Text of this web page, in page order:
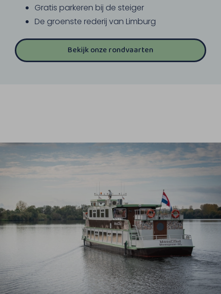
Gratis parkeren bij de steiger
De groenste rederij van Limburg
Bekijk onze rondvaarten